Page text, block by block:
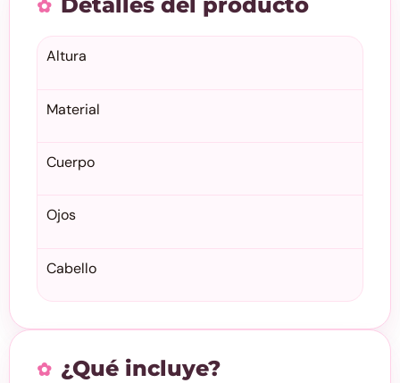
Altura
Material
Cuerpo
Ojos
Cabello
¿Qué incluye?